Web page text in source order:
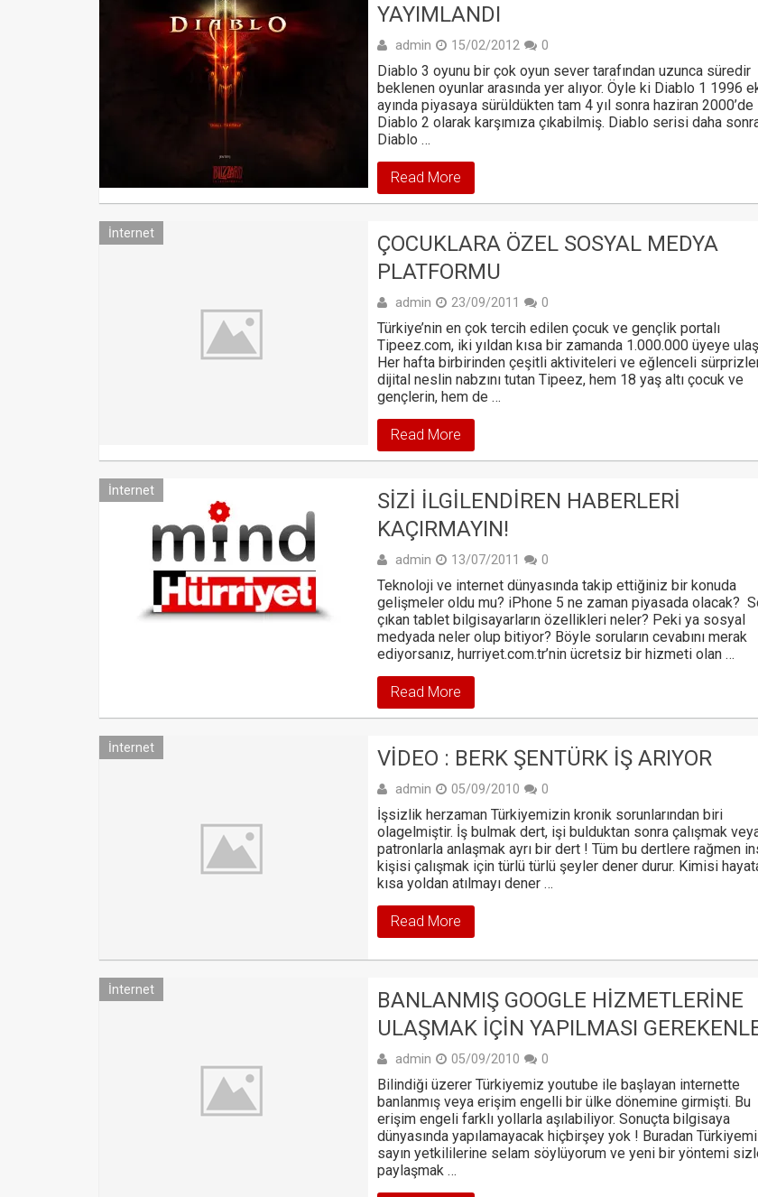
YAYIMLANDI
admin 15/02/2012 0
Diablo 3 oyunu bir çok oyun sever tarafından uzunca süredir
beklenen oyunlar arasında yer alıyor. Öyle ki Diablo 1 1996
ayında piyasaya sürüldükten tam 4 yıl sonra haziran 2000’de
Diablo 2 olarak karşımıza çıkabilmiş. Diablo serisi daha
Diablo …
Read More
İnternet
ÇOCUKLARA ÖZEL SOSYAL MEDYA
PLATFORMU
admin 23/09/2011 0
Türkiye’nin en çok tercih edilen çocuk ve gençlik portalı
Tipeez.com, iki yıldan kısa bir zamanda 1.000.000 üyeye
Her hafta birbirinden çeşitli aktiviteleri ve eğlenceli
dijital neslin nabzını tutan Tipeez, hem 18 yaş altı çocuk ve
gençlerin, hem de …
Read More
İnternet
SIZI ILGILENDIREN HABERLERI
KAÇIRMAYIN!
admin 13/07/2011 0
Teknoloji ve internet dünyasında takip ettiğiniz bir konuda
gelişmeler oldu mu? iPhone 5 ne zaman piyasada olacak?
çıkan tablet bilgisayarların özellikleri neler? Peki ya sosyal
medyada neler olup bitiyor? Böyle soruların cevabını merak
ediyorsanız, hurriyet.com.tr’nin ücretsiz bir hizmeti olan …
Read More
İnternet VIDEO : BERK ŞENTÜRK İŞ ARIYOR
admin 05/09/2010 0
İşsizlik herzaman Türkiyemizin kronik sorunlarından biri
olagelmiştir. İş bulmak dert, işi bulduktan sonra çalışmak
patronlarla anlaşmak ayrı bir dert ! Tüm bu dertlere rağmen
kişisi çalışmak için türlü türlü şeyler dener durur. Kimisi
kısa yoldan atılmayı dener …
Read More
İnternet
BANLANMIŞ GOOGLE HIZMETLERINE
ULAŞMAK İÇIN YAPILMASI
admin 05/09/2010 0
Bilindiği üzerer Türkiyemiz youtube ile başlayan internette
banlanmış veya erişim engelli bir ülke dönemine girmişti. Bu
erişim engeli farklı yollarla aşılabiliyor. Sonuçta bilgisaya
dünyasında yapılamayacak hiçbirşey yok ! Buradan
sayın yetkililerine selam söylüyorum ve yeni bir yöntemi
paylaşmak …